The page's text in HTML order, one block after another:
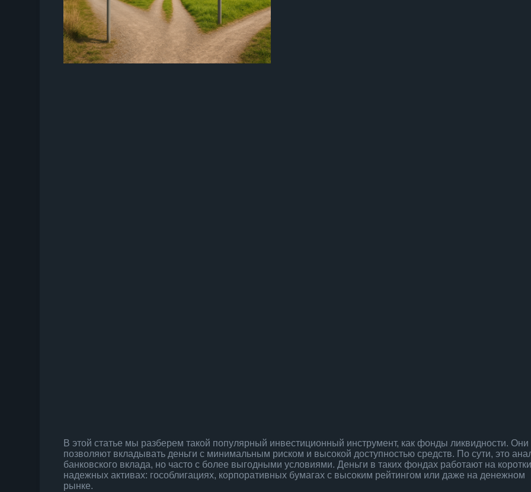
В этой статье мы разберем такой популярный инвестиционный инструмент, как фонды ликвидности. Они
позволяют вкладывать деньги с минимальным риском и высокой доступностью средств. По сути, это
банковского вклада, но часто с более выгодными условиями. Деньги в таких фондах работают на
надежных активах: гособлигациях, корпоративных бумагах с высоким рейтингом или даже на денежном
рынке.